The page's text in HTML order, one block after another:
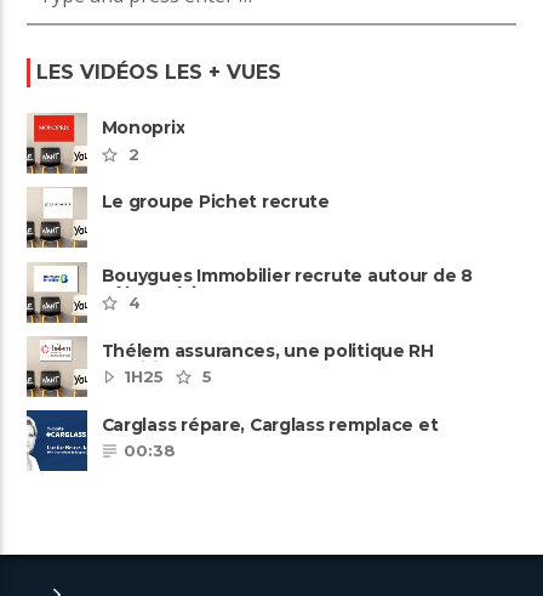
LES VIDÉOS LES + VUES
Monoprix
2
Le groupe Pichet recrute
Bouygues Immobilier recrute autour de 8
pôles métiers
4
Thélem assurances, une politique RH
ambitieuse
1H25 5
Carglass répare, Carglass remplace et
Carglass embauche également.
00:38